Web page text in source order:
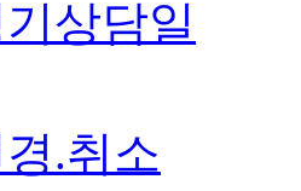
상담일
.취소